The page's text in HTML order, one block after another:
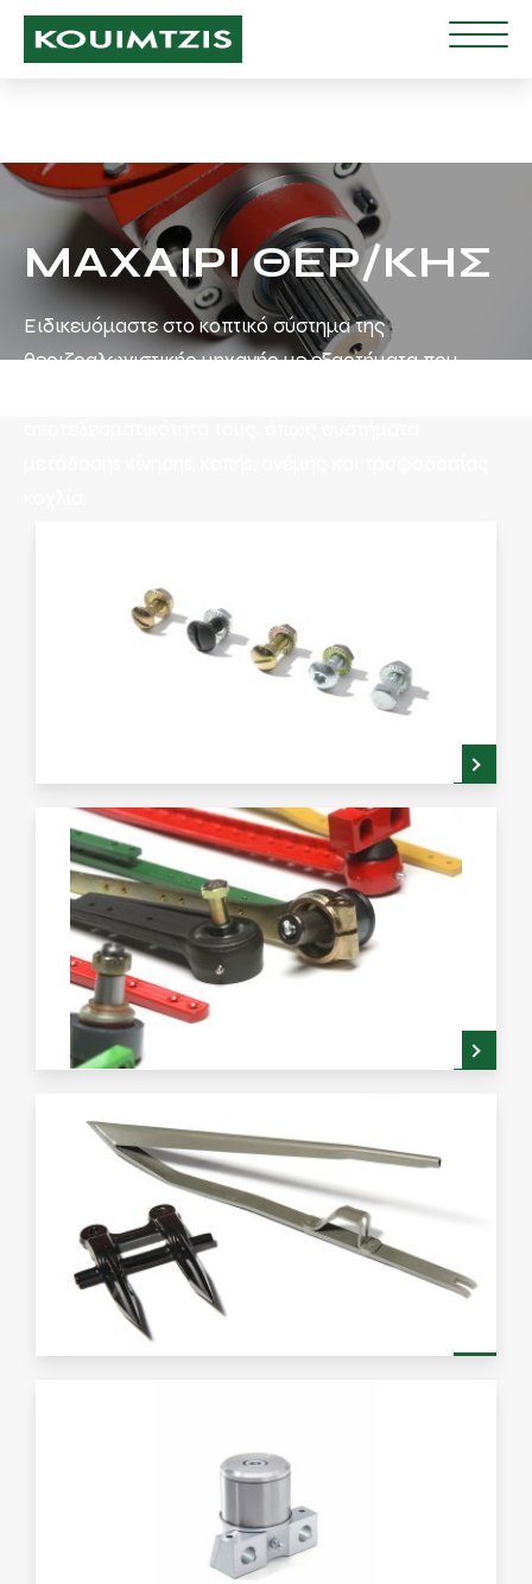
ΜΑΧΑΙΡΙ ΘΕΡ/ΚΗΣ
Ειδικευόμαστε στο κοπτικό σύστημα της
θεριζοαλωνιστικής μηχανής με εξαρτήματα που